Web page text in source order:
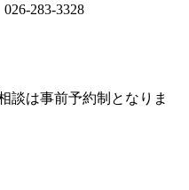
283-3328
談は事前予約制となりま